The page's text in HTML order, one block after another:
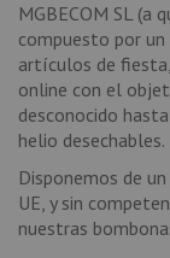
MGBECOM SL (a
compuesto por
artículos de
online con el
desconocido
helio desechables.
Disponemos de
UE, y sin
nuestras